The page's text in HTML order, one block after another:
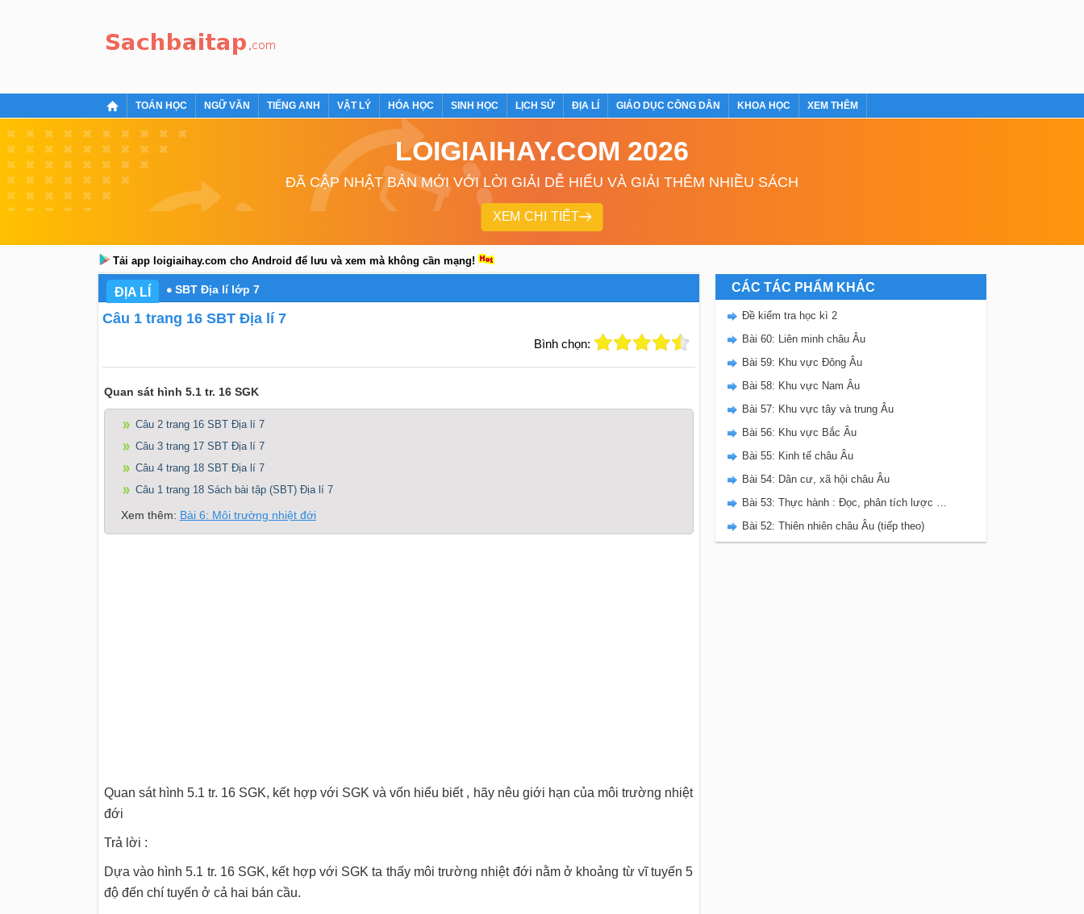
TOÁN HỌC NGỮ VĂN TIẾNG ANH VẬT LÝ HÓA HỌC SINH HỌC LỊCH SỬ ĐỊA LÍ GIÁO DỤC CÔNG DÂN KHOA HỌC XEM THÊM
LOIGIAIHAY.COM 2026
ĐÃ CẬP NHẬT BẢN MỚI VỚI LỜI GIẢI DỄ HIỂU VÀ GIẢI THÊM NHIỀU SÁCH
XEM CHI TIẾT
Tải app loigiaihay.com cho Android để lưu và xem mà không cần mạng!
ĐỊA LÍ SBT Địa lí lớp 7
Câu 1 trang 16 SBT Địa lí 7
Bình chọn:
Quan sát hình 5.1 tr. 16 SGK
Câu 2 trang 16 SBT Địa lí 7
Câu 3 trang 17 SBT Địa lí 7
Câu 4 trang 18 SBT Địa lí 7
Câu 1 trang 18 Sách bài tập (SBT) Địa lí 7
Xem thêm: Bài 6: Môi trường nhiệt đới
Quan sát hình 5.1 tr. 16 SGK, kết hợp với SGK và vốn hiểu biết , hãy nêu giới hạn của môi trường nhiệt
đới
Trả lời :
Dựa vào hình 5.1 tr. 16 SGK, kết hợp với SGK ta thấy môi trường nhiệt đới nằm ở khoảng từ vĩ tuyến 5
độ đến chí tuyến ở cả hai bán cầu.
CÁC TÁC PHẨM KHÁC
Đề kiểm tra học kì 2
Bài 60: Liên minh châu Âu
Bài 59: Khu vực Đông Âu
Bài 58: Khu vực Nam Âu
Bài 57: Khu vực tây và trung Âu
Bài 56: Khu vực Bắc Âu
Bài 55: Kinh tế châu Âu
Bài 54: Dân cư, xã hội châu Âu
Bài 53: Thực hành : Đọc, phân tích lược đồ, biểu đồ nhiệt độ và lượng mưa châu Âu.
Bài 52: Thiên nhiên châu Âu (tiếp theo)